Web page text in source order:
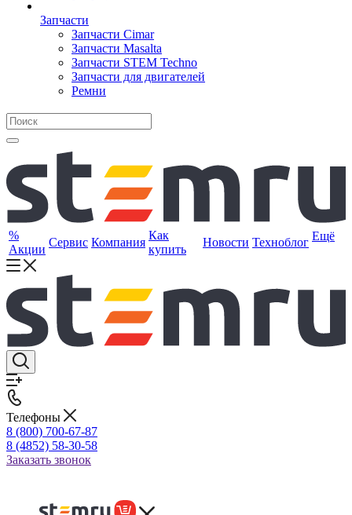
Запчасти
Запчасти Cimar
Запчасти Masalta
Запчасти STEM Techno
Запчасти для двигателей
Ремни
%
Акции
Сервис Компания
Как
купить
Новости Техноблог Ещё
Телефоны
8 (800) 700-67-87
8 (4852) 58-30-58
Заказать звонок